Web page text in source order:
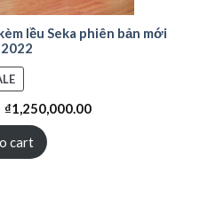
lều Seka phiên bản mới
PRODUCT
ON
SALE
₫1,250,000.00
cart